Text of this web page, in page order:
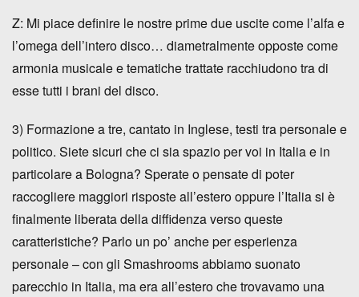
Z: Mi piace definire le nostre prime due uscite come l’alfa e
l’omega dell’intero disco… diametralmente opposte come
armonia musicale e tematiche trattate racchiudono tra di
esse tutti i brani del disco.
3) Formazione a tre, cantato in Inglese, testi tra personale e
politico. Siete sicuri che ci sia spazio per voi in Italia e in
particolare a Bologna? Sperate o pensate di poter
raccogliere maggiori risposte all’estero oppure l’Italia si è
finalmente liberata della diffidenza verso queste
caratteristiche? Parlo un po’ anche per esperienza
personale – con gli Smashrooms abbiamo suonato
parecchio in Italia, ma era all’estero che trovavamo una